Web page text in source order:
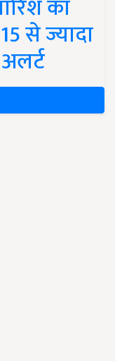
का
से ज्यादा